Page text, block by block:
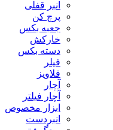
انبر قفلی
پرچ کن
جعبه بکس
خارکش
دسته بکس
فیلر
قلاویز
آچار
آچار فیلتر
ابزار مخصوص
انبردست